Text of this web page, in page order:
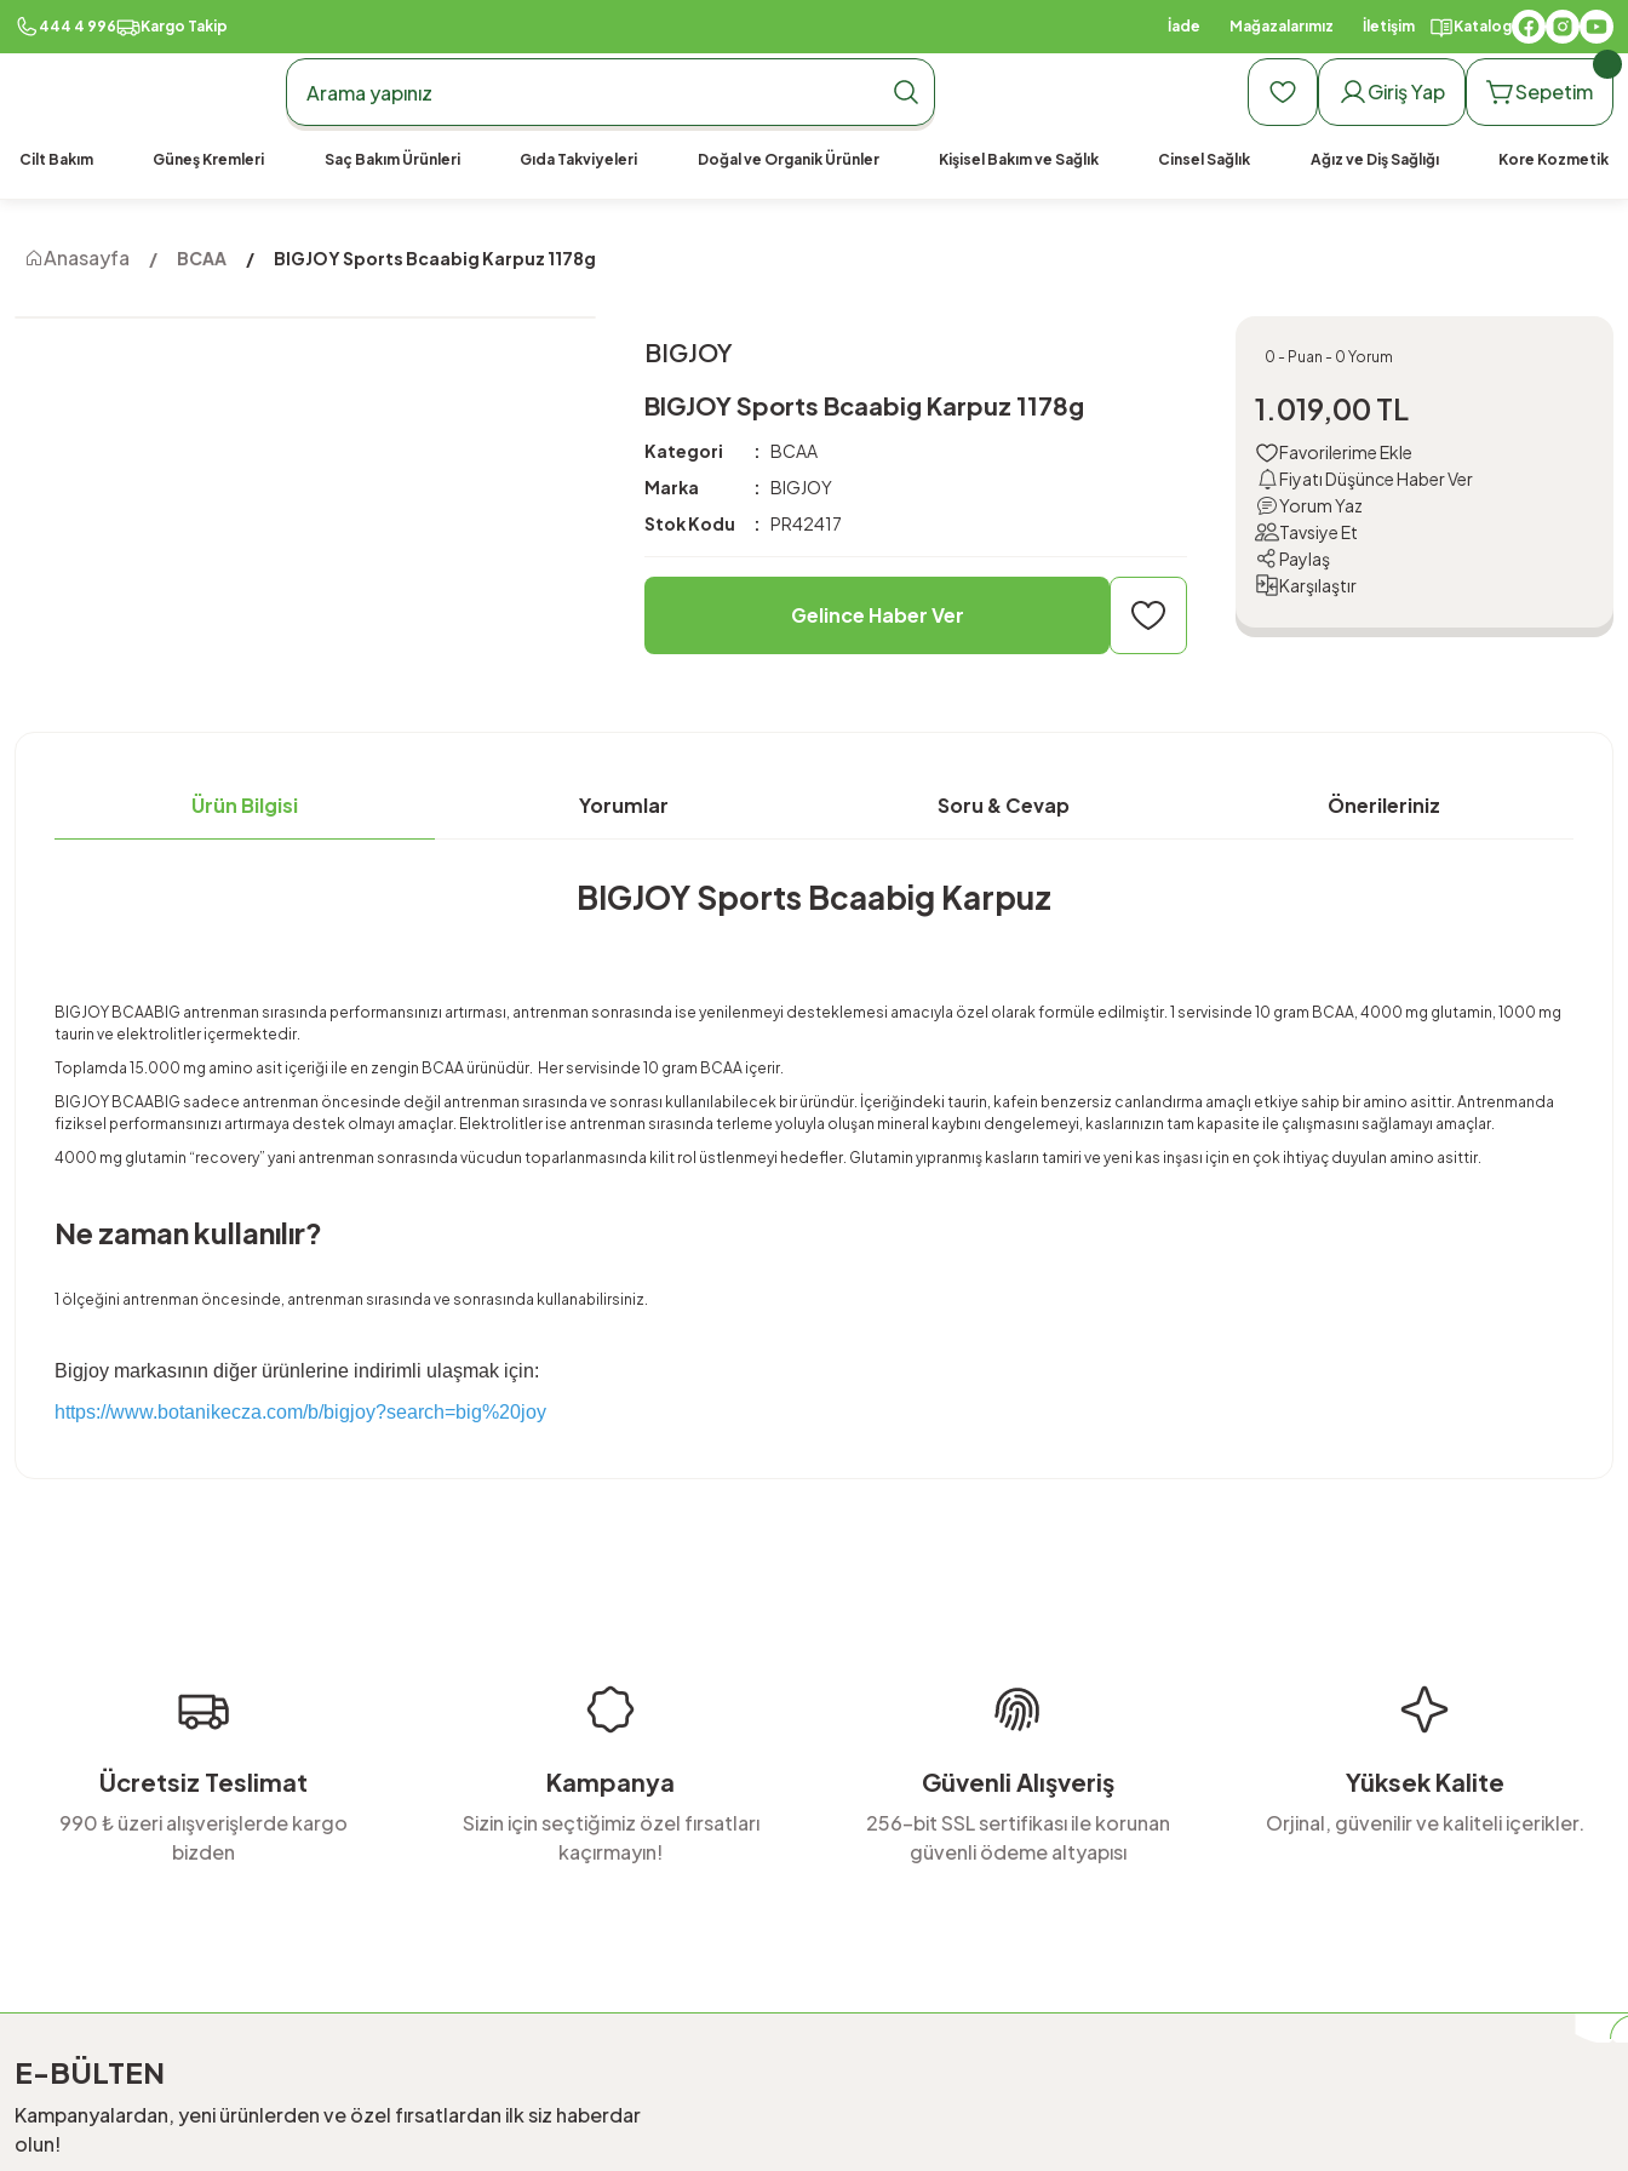
444 4 996 Kargo Takip
990 TL Üzeri Ücretsiz Kargo990 TL Üzeri Ücretsiz Kargo
İade Mağazalarımız İletişim Katalog
Giriş Yap Sepetim
Cilt Bakım Güneş Kremleri Saç Bakım Ürünleri Gıda Takviyeleri Doğal ve Organik Ürünler Kişisel Bakım ve Sağlık Cinsel Sağlık Ağız ve Diş Sağlığı Kore Kozmetik
Anasayfa BCAA BIGJOY Sports Bcaabig Karpuz 1178g
BIGJOY
BIGJOY Sports Bcaabig Karpuz 1178g
Kategori
BCAA
Marka
BIGJOY
Stok Kodu
PR42417
Gelince Haber Ver
0 - Puan - 0 Yorum
1.019,00 TL
Fiyatı Düşünce Haber Ver
Yorum Yaz
Tavsiye Et
Paylaş
Karşılaştır
Ürün Bilgisi Yorumlar Soru & Cevap Önerileriniz
BIGJOY Sports Bcaabig Karpuz
BIGJOY BCAABIG antrenman sırasında performansınızı artırması, antrenman sonrasında ise yenilenmeyi desteklemesi amacıyla özel olarak formüle edilmiştir. 1 servisinde 10 gram BCAA, 4000 mg glutamin, 1000 mg
taurin ve elektrolitler içermektedir.
Toplamda 15.000 mg amino asit içeriği ile en zengin BCAA ürünüdür. Her servisinde 10 gram BCAA içerir.
BIGJOY BCAABIG sadece antrenman öncesinde değil antrenman sırasında ve sonrası kullanılabilecek bir üründür. İçeriğindeki taurin, kafein benzersiz canlandırma amaçlı etkiye sahip bir amino asittir. Antrenmanda
fiziksel performansınızı artırmaya destek olmayı amaçlar. Elektrolitler ise antrenman sırasında terleme yoluyla oluşan mineral kaybını dengelemeyi, kaslarınızın tam kapasite ile çalışmasını sağlamayı amaçlar.
4000 mg glutamin “recovery” yani antrenman sonrasında vücudun toparlanmasında kilit rol üstlenmeyi hedefler. Glutamin yıpranmış kasların tamiri ve yeni kas inşası için en çok ihtiyaç duyulan amino asittir.
Ne zaman kullanılır?
1 ölçeğini antrenman öncesinde, antrenman sırasında ve sonrasında kullanabilirsiniz.
Bigjoy markasının diğer ürünlerine indirimli ulaşmak için:
https://www.botanikecza.com/b/bigjoy?search=big%20joy
Bu ürüne benzer farklı alternatifler olmalı.
Ücretsiz Teslimat
990 ₺ üzeri alışverişlerde kargo
bizden
Kampanya
Sizin için seçtiğimiz özel fırsatları
kaçırmayın!
Güvenli Alışveriş
256-bit SSL sertifikası ile korunan
güvenli ödeme altyapısı
Yüksek Kalite
Orjinal, güvenilir ve kaliteli içerikler.
E-BÜLTEN
Kampanyalardan, yeni ürünlerden ve özel fırsatlardan ilk siz haberdar
olun!